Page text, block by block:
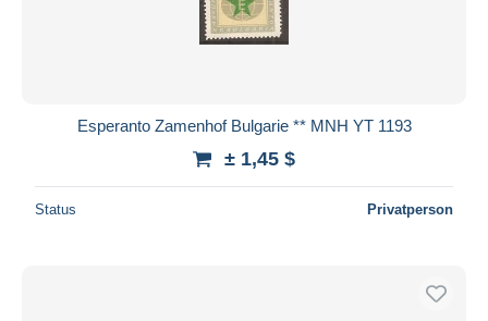
Esperanto Zamenhof Bulgarie ** MNH YT 1193
± 1,45 $
Status Privatperson